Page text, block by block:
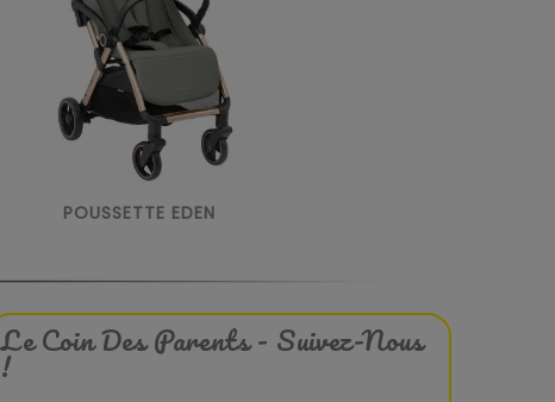
POUSSETTE EDEN
Le Coin Des Parents - Suivez-Nous
!